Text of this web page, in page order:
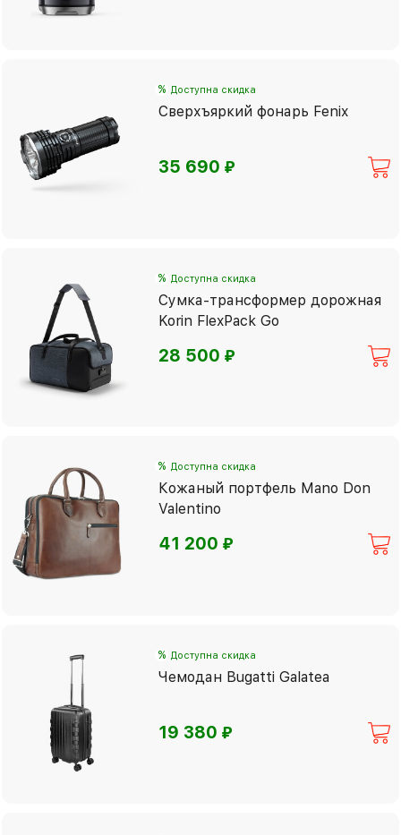
% Доступна скидка
Сверхъяркий фонарь Fenix
35 690⃏
% Доступна скидка
Сумка-трансформер дорожная
Korin FlexPack Go
28 500⃏
% Доступна скидка
Кожаный портфель Mano Don
Valentino
41 200⃏
% Доступна скидка
Чемодан Bugatti Galatea
19 380⃏